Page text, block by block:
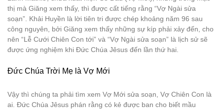
thị mà Giăng xem thấy, thì được cất tiếng rằng “Vợ Ngài sửa
soạn”. Khải Huyền là lời tiên tri được chép khoảng năm 96 sau
công nguyên, bởi Giăng xem thấy những sự kíp phải xảy đến, cho
nên “Lễ Cưới Chiên Con tới” và “Vợ Ngài sửa soạn” là lịch sử sẽ
được ứng nghiệm khi Đức Chúa Jêsus đến lần thứ hai.
Đức Chúa Trời Mẹ là Vợ Mới
Vậy thì chúng ta phải tìm xem Vợ Mới sửa soạn, Vợ Chiên Con là
ai. Đức Chúa Jêsus phán rằng có kẻ được ban cho biết mầu